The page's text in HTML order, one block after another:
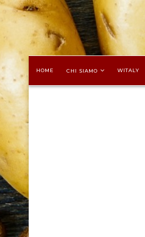
HOME CHI SIAMO WITALY